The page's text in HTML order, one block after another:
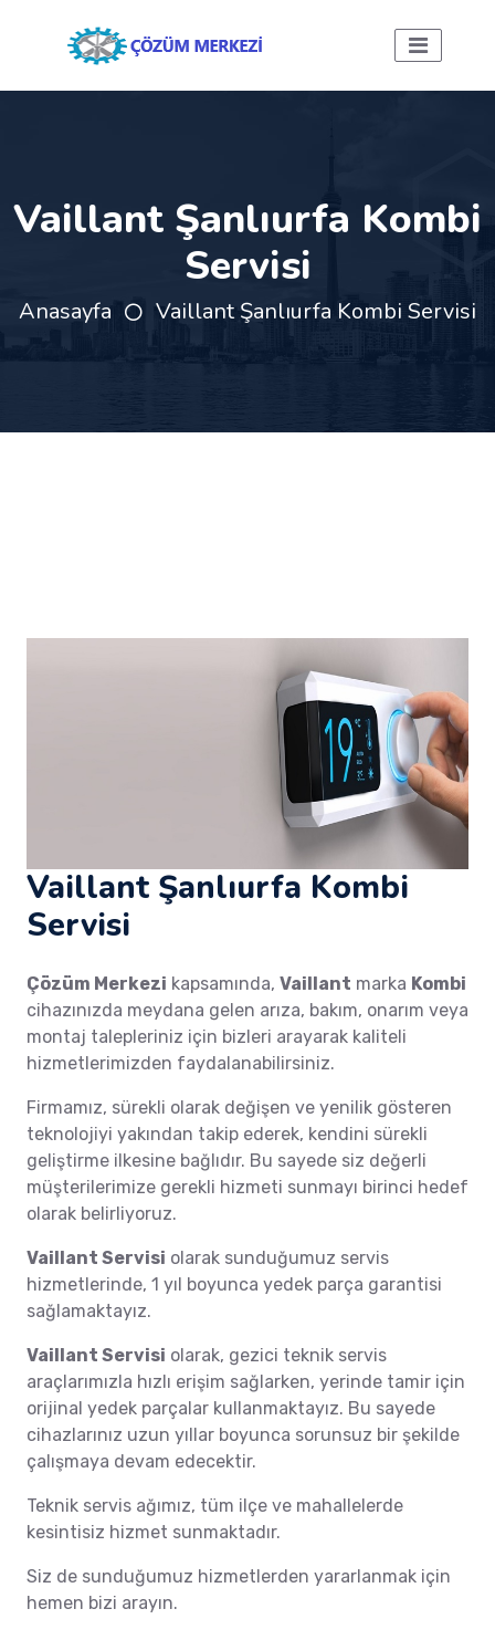
Vaillant Şanlıurfa Kombi
Servisi
Anasayfa Vaillant Şanlıurfa Kombi Servisi
Vaillant Şanlıurfa Kombi
Servisi
Çözüm Merkezi kapsamında, Vaillant marka Kombi
cihazınızda meydana gelen arıza, bakım, onarım veya
montaj talepleriniz için bizleri arayarak kaliteli
hizmetlerimizden faydalanabilirsiniz.
Firmamız, sürekli olarak değişen ve yenilik gösteren
teknolojiyi yakından takip ederek, kendini sürekli
geliştirme ilkesine bağlıdır. Bu sayede siz değerli
müşterilerimize gerekli hizmeti sunmayı birinci hedef
olarak belirliyoruz.
Vaillant Servisi olarak sunduğumuz servis
hizmetlerinde, 1 yıl boyunca yedek parça garantisi
sağlamaktayız.
Vaillant Servisi olarak, gezici teknik servis
araçlarımızla hızlı erişim sağlarken, yerinde tamir için
orijinal yedek parçalar kullanmaktayız. Bu sayede
cihazlarınız uzun yıllar boyunca sorunsuz bir şekilde
çalışmaya devam edecektir.
Teknik servis ağımız, tüm ilçe ve mahallelerde
kesintisiz hizmet sunmaktadır.
Siz de sunduğumuz hizmetlerden yararlanmak için
hemen bizi arayın.